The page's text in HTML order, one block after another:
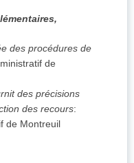
des procédures de
de
des précisions
des recours:
de Montreuil